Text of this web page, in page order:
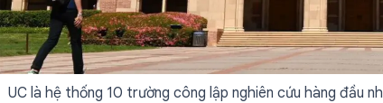
UC là hệ thống 10 trường công lập nghiên cứu hàng đầu